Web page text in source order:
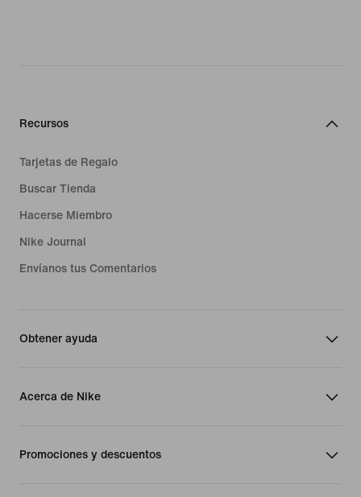
Recursos
Tarjetas de Regalo
Buscar Tienda
Hacerse Miembro
Nike Journal
Envíanos tus Comentarios
Obtener ayuda
Acerca de Nike
Promociones y descuentos